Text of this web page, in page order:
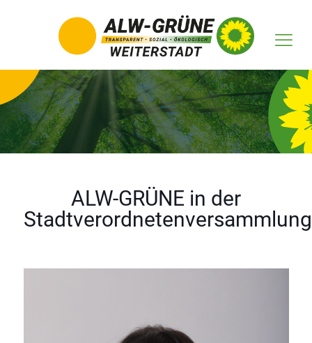
ALW-GRÜNE in der
Stadtverordnetenversammlung